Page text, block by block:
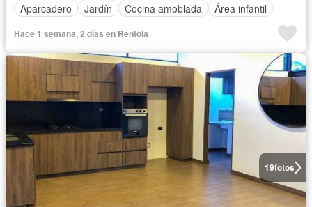
Aparcadero
Jardín Cocina amoblada Área infantil
Hace 1 semana, 2 días en Rentola
19fotos